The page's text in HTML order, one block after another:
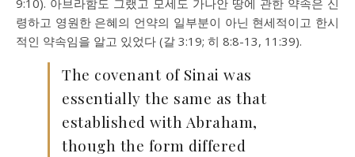
9:10). 아브라함도 그랬고 모세도 가나안 땅에 관한 약속은 신
령하고 영원한 은혜의 언약의 일부분이 아닌 현세적이고 한시
적인 약속임을 알고 있었다 (갈 3:19; 히 8:8-13, 11:39).
The covenant of Sinai was
essentially the same as that
established with Abraham,
though the form differed